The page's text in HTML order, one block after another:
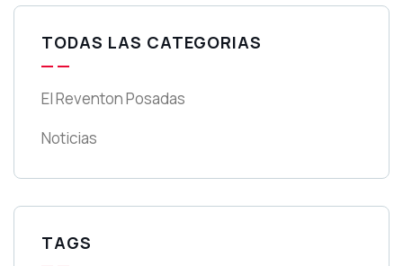
TODAS LAS CATEGORIAS
El Reventon Posadas
Noticias
TAGS